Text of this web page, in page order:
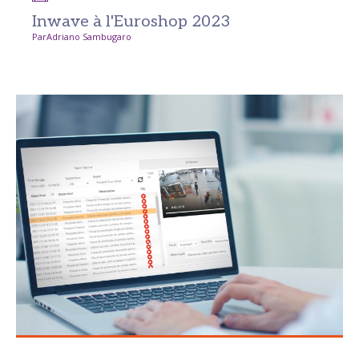
Inwave à l'Euroshop 2023
ParAdriano Sambugaro